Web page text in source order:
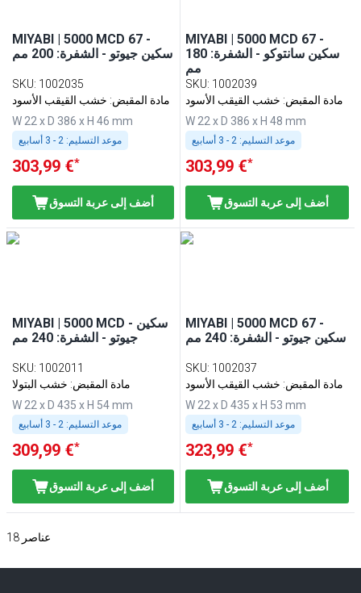
MIYABI | 5000 MCD 67 -
سكين جيوتو - الشفرة: 200 مم
SKU: 1002035
مادة المقبض: خشب القيقب الأسود
W 22 x D 386 x H 46 mm
موعد التسليم:
303,99 €*
أضف إلى عربة التسوق
MIYABI | 5000 MCD 67 -
سكين سانتوكو - الشفرة: 180
مم
SKU: 1002039
مادة المقبض: خشب القيقب الأسود
W 22 x D 386 x H 48 mm
موعد التسليم:
303,99 €*
أضف إلى عربة التسوق
MIYABI | 5000 MCD - سكين
جيوتو - الشفرة: 240 مم
SKU: 1002011
مادة المقبض: خشب البتولا
W 22 x D 435 x H 54 mm
موعد التسليم: 2 - 3 أسابيع
309,99 €*
أضف إلى عربة التسوق
MIYABI | 5000 MCD 67 -
سكين جيوتو - الشفرة: 240 مم
SKU: 1002037
مادة المقبض: خشب القيقب الأسود
W 22 x D 435 x H 53 mm
موعد التسليم:
323,99 €*
أضف إلى عربة التسوق
18 عناصر